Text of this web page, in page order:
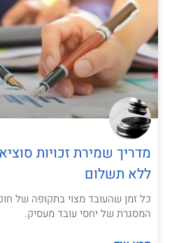
מדריך שמירת זכויות
ללא תשלום
כל זמן שהעובד מצוי בתקופה של
המסגרת של יחסי עובד מעסיק.